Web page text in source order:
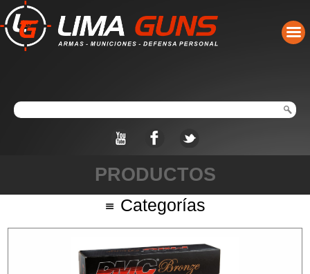
PRODUCTOS
Categorías